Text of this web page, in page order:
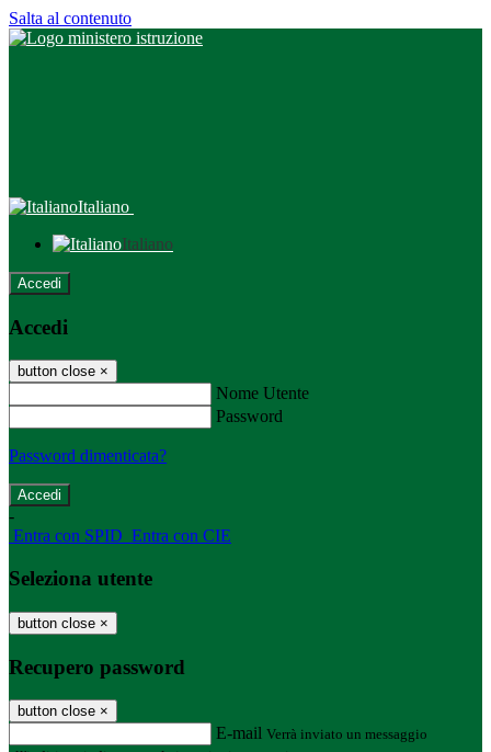
Salta al contenuto
Italiano
Italiano
Accedi
Accedi
button close ×
Nome Utente
Password
Password dimenticata?
-
Entra con SPID Entra con CIE
Seleziona utente
button close ×
Recupero password
button close ×
E-mail Verrà inviato un messaggio